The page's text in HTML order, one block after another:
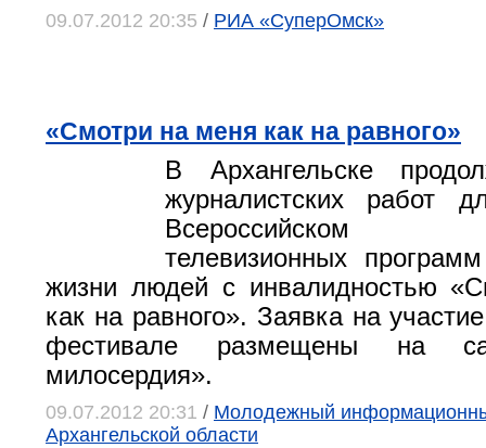
09.07.2012 20:35 / РИА «СуперОмск»
«Смотри на меня как на равного»
В Архангельске
журналистских работ
Всероссийском
телевизионных
жизни людей с инвалидностью
как на равного». Заявка на
фестивале размещены на
милосердия».
09.07.2012 20:31 / Молодежный
Архангельской области